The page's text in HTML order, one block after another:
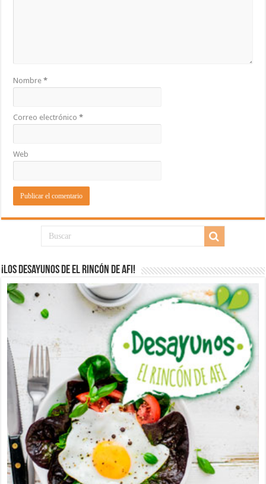
Nombre*
Correo electrónico*
Web
¡Los desayunos de El Rincón de Afi!